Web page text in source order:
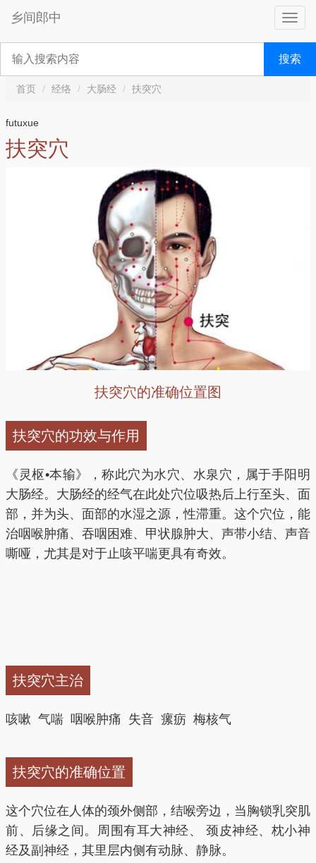
乡间郎中
搜索
首页 经络 大肠经 扶突穴
futuxue
扶突穴
扶突穴的准确位置图
扶突穴的功效与作用
《灵枢•本输》，称此穴为水穴、水泉穴，属于手阳明
大肠经。大肠经的经气在此处穴位吸热后上行至头、面
部，并为头、面部的水湿之源，性滞重。这个穴位，能
治咽喉肿痛、吞咽困难、甲状腺肿大、声带小结、声音
嘶哑，尤其是对于止咳平喘更具有奇效。
扶突穴主治
咳嗽 气喘 咽喉肿痛 失音 瘰疬 梅核气
扶突穴的准确位置
这个穴位在人体的颈外侧部，结喉旁边，当胸锁乳突肌
前、后缘之间。周围有耳大神经、 颈皮神经、枕小神
经及副神经，其里层内侧有动脉、静脉。